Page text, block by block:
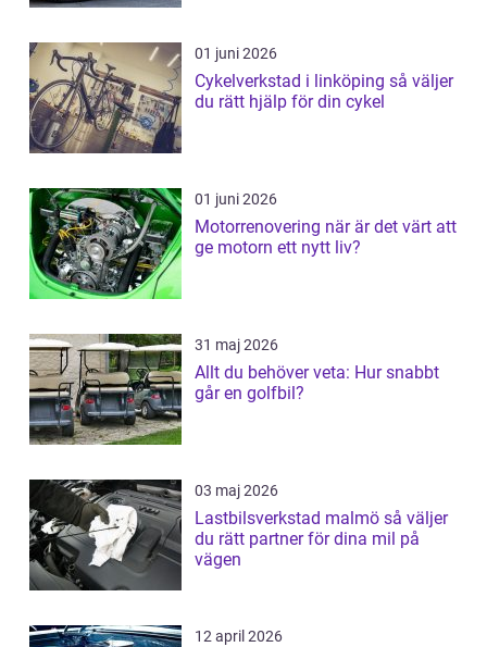
01 juni 2026
Cykelverkstad i linköping så väljer
du rätt hjälp för din cykel
01 juni 2026
Motorrenovering när är det värt att
ge motorn ett nytt liv?
31 maj 2026
Allt du behöver veta: Hur snabbt
går en golfbil?
03 maj 2026
Lastbilsverkstad malmö så väljer
du rätt partner för dina mil på
vägen
12 april 2026